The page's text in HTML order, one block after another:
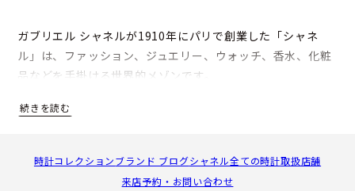
ガブリエル シャネルが1910年にパリで創業した「シャネ
ル」は、ファッション、ジュエリー、ウォッチ、香水、化粧
品などを手掛ける世界的メゾンです。
1987年にパリのヴァンドーム広場から着想を得た八角形の
すことなく、卓越した職人技術と溢れる創造性によって芸術
時計コレクションブランド ブログシャネル全ての時計取扱店舗
来店予約・お問い合わせ